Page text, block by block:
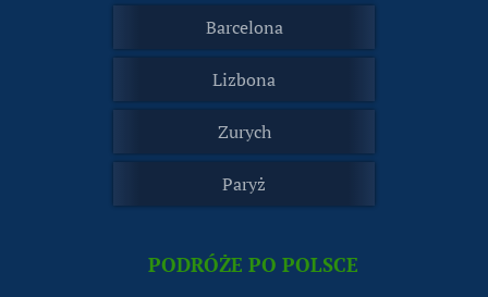
Barcelona
Lizbona
Zurych
Paryż
PODRÓŻE PO POLSCE